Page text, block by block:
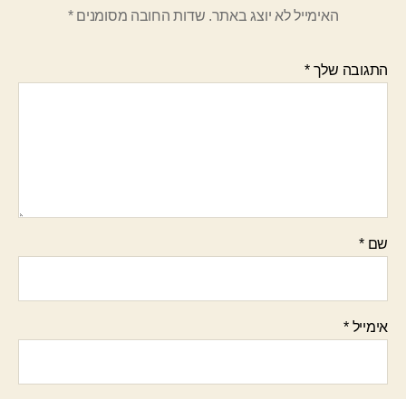
האימייל לא יוצג באתר. שדות החובה מסומנים*
התגובה שלך*
שם*
אימייל*